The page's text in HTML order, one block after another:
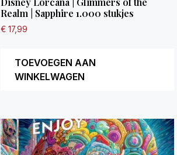
Realm | Sapphire 1.000 stukjes
€ 17,99
TOEVOEGEN AAN
WINKELWAGEN